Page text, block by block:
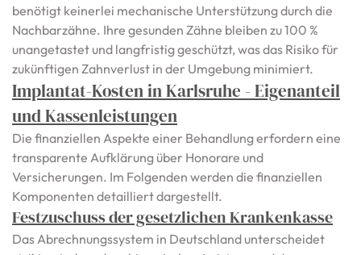
benötigt keinerlei mechanische Unterstützung durch die
Nachbarzähne. Ihre gesunden Zähne bleiben zu 100 %
unangetastet und langfristig geschützt, was das Risiko für
zukünftigen Zahnverlust in der Umgebung minimiert.
Implantat-Kosten in Karlsruhe - Eigenanteil
und Kassenleistungen
Die finanziellen Aspekte einer Behandlung erfordern eine
transparente Aufklärung über Honorare und
Versicherungen. Im Folgenden werden die finanziellen
Komponenten detailliert dargestellt.
Festzuschuss der gesetzlichen Krankenkasse
Das Abrechnungssystem in Deutschland unterscheidet